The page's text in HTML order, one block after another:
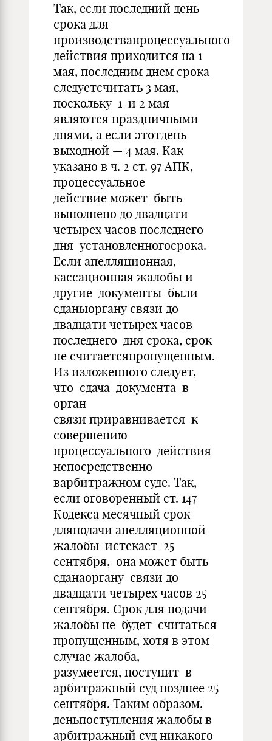
Так, если последний день
срока для
производствапроцессуального
действия приходится на 1
мая, последним днем срока
следуетсчитать 3 мая,
поскольку 1 и 2 мая
являются праздничными
днями, а если этотдень
выходной — 4 мая. Как
указано в ч. 2 ст. 97 АПК,
процессуальное
действие может быть
выполнено до двадцати
четырех часов последнего
дня установленногосрока.
Если апелляционная,
кассационная жалобы и
другие документы были
сданыоргану связи до
двадцати четырех часов
последнего дня срока, срок
не считаетсяпропущенным.
Из изложенного следует,
что сдача документа в
орган
связи приравнивается к
совершению
процессуального действия
непосредственно
варбитражном суде. Так,
если оговоренный ст. 147
Кодекса месячный срок
дляподачи апелляционной
жалобы истекает 25
сентября, она может быть
сданаоргану связи до
двадцати четырех часов 25
сентября. Срок для подачи
жалобы не будет считаться
пропущенным, хотя в этом
случае жалоба,
разумеется, поступит в
арбитражный суд позднее 25
сентября. Таким образом,
деньпоступления жалобы в
арбитражный суд никакого